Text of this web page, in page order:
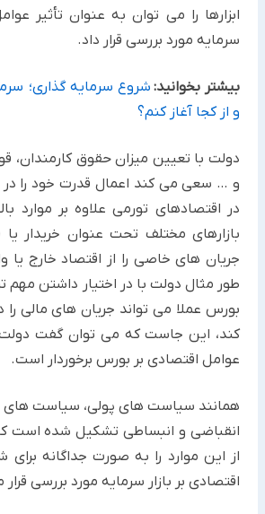
ابزارها را می توان به عنوان تأثیر
سرمایه مورد بررسی قرار داد.
بیشتر بخوانید: شروع سرمایه گذاری؛
و از کجا آغاز کنم؟
دولت با تعیین میزان حقوق کارمندان،
و … سعی می کند اعمال قدرت خود را
در اقتصادهای تورمی علاوه بر موارد
بازارهای مختلف تحت عنوان خریدار
جریان های خاصی را از اقتصاد خارج یا
طور مثال دولت با در اختیار داشتن مهم
بورس عملا می تواند جریان های مالی را
کند، این جاست که می توان گفت دولت
عوامل اقتصادی بر بورس برخوردار است.
همانند سیاست های پولی، سیاست های
انقباضی و انبساطی تشکیل شده است
از این موارد را به صورت جداگانه برای
اقتصادی بر بازار سرمایه مورد بررسی